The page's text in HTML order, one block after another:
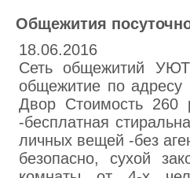
Общежития
18.06.2016
Сеть общежитий
общежитие по
Двор Стоимость 260
-бесплатная
личных вещей -без
безопасно, сухой